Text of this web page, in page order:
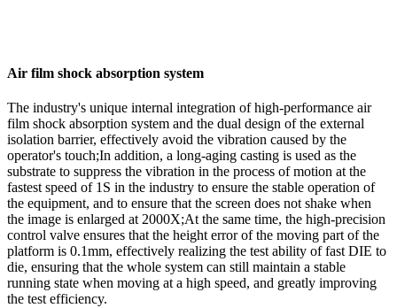
Air film shock absorption system
The industry's unique internal integration of high-performance air
film shock absorption system and the dual design of the external
isolation barrier, effectively avoid the vibration caused by the
operator's touch;In addition, a long-aging casting is used as the
substrate to suppress the vibration in the process of motion at the
fastest speed of 1S in the industry to ensure the stable operation of
the equipment, and to ensure that the screen does not shake when
the image is enlarged at 2000X;At the same time, the high-precision
control valve ensures that the height error of the moving part of the
platform is 0.1mm, effectively realizing the test ability of fast DIE to
die, ensuring that the whole system can still maintain a stable
running state when moving at a high speed, and greatly improving
the test efficiency.